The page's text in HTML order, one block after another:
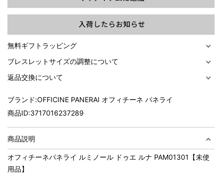
無料ギフトラッピング
ブレスレットサイズの調整について
返品交換について
ブランド:OFFICINE PANERAI オフィチーネ パネライ
商品ID:3717016237289
商品説明
オフィチーネパネライ ルミノール ドゥエ ルナ PAM01301【未使
用品】